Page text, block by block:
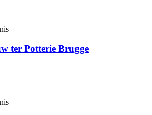
ter Potterie Brugge